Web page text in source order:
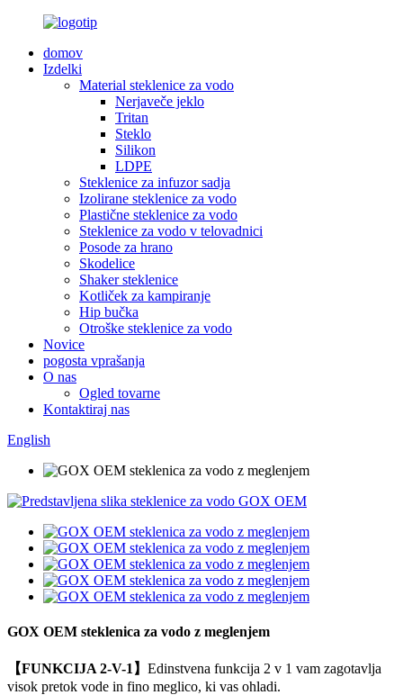
domov
Izdelki
Material steklenice za vodo
Nerjaveče jeklo
Tritan
Steklo
Silikon
LDPE
Steklenice za infuzor sadja
Izolirane steklenice za vodo
Plastične steklenice za vodo
Steklenice za vodo v telovadnici
Posode za hrano
Skodelice
Shaker steklenice
Kotliček za kampiranje
Hip bučka
Otroške steklenice za vodo
Novice
pogosta vprašanja
O nas
Ogled tovarne
Kontaktiraj nas
English
GOX OEM steklenica za vodo z meglenjem
【FUNKCIJA 2-V-1】 Edinstvena funkcija 2 v 1 vam zagotavlja
visok pretok vode in fino meglico, ki vas ohladi.